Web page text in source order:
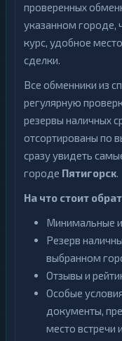
проверенных
указанном городе,
курс, удобное
сделки.
Все обменники из
регулярную
резервы наличных
отсортированы по
сразу увидеть
городе Пятигорск.
На что стоит
Минимальные
Резерв
выбранном
Отзывы и
Особые
документы,
место встречи